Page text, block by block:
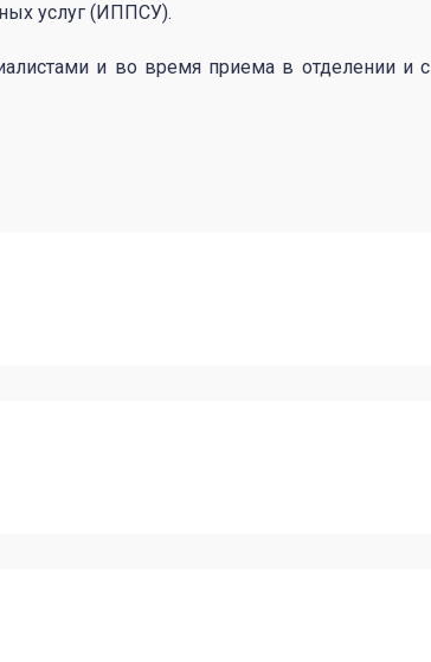
услуг (ИППСУ).
и во время приема в отделении и с